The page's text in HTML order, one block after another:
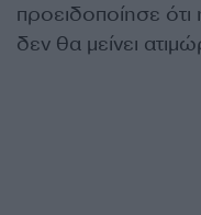
προειδοποίησε
δεν θα μείνει